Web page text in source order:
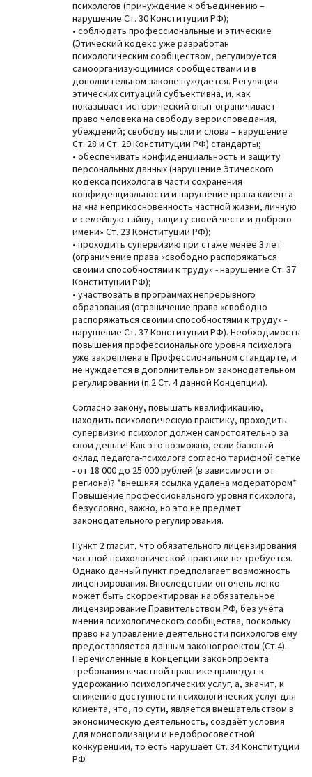
психологов (принуждение к объединению –
нарушение Ст. 30 Конституции РФ);
• соблюдать профессиональные и этические
(Этический кодекс уже разработан
психологическим сообществом, регулируется
самоорганизующимися сообществами и в
дополнительном законе нуждается. Регуляция
этических ситуаций субъективна, и, как
показывает исторический опыт ограничивает
право человека на свободу вероисповедания,
убеждений; свободу мысли и слова – нарушение
Ст. 28 и Ст. 29 Конституции РФ) стандарты;
• обеспечивать конфиденциальность и защиту
персональных данных (нарушение Этического
кодекса психолога в части сохранения
конфиденциальности и нарушение права клиента
на «на неприкосновенность частной жизни, личную
и семейную тайну, защиту своей чести и доброго
имени» Ст. 23 Конституции РФ);
• проходить супервизию при стаже менее 3 лет
(ограничение права «свободно распоряжаться
своими способностями к труду» - нарушение Ст. 37
Конституции РФ);
• участвовать в программах непрерывного
образования (ограничение права «свободно
распоряжаться своими способностями к труду» -
нарушение Ст. 37 Конституции РФ). Необходимость
повышения профессионального уровня психолога
уже закреплена в Профессиональном стандарте, и
не нуждается в дополнительном законодательном
регулировании (п.2 Ст. 4 данной Концепции).
Согласно закону, повышать квалификацию,
находить психологическую практику, проходить
супервизию психолог должен самостоятельно за
свои деньги! Как это возможно, если базовый
оклад педагога-психолога согласно тарифной сетке
- от 18 000 до 25 000 рублей (в зависимости от
региона)? *внешняя ссылка удалена модератором*
Повышение профессионального уровня психолога,
безусловно, важно, но это не предмет
законодательного регулирования.
Пункт 2 гласит, что обязательного лицензирования
частной психологической практики не требуется.
Однако данный пункт предполагает возможность
лицензирования. Впоследствии он очень легко
может быть скорректирован на обязательное
лицензирование Правительством РФ, без учёта
мнения психологического сообщества, поскольку
право на управление деятельности психологов ему
предоставляется данным законопроектом (Ст.4).
Перечисленные в Концепции законопроекта
требования к частной практике приведут к
удорожанию психологических услуг, а, значит, к
снижению доступности психологических услуг для
клиента, что, по сути, является вмешательством в
экономическую деятельность, создаёт условия
для монополизации и недобросовестной
конкуренции, то есть нарушает Ст. 34 Конституции
РФ.